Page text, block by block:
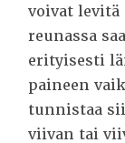
voivat levitä
reunassa
erityisesti
paineen
tunnistaa
viivan tai